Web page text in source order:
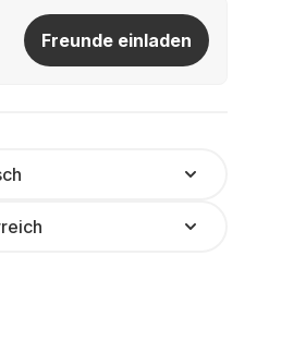
Freunde einladen